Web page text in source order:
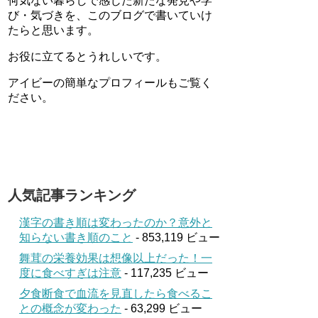
び・気づきを、このブログで書いていけ
たらと思います。
お役に立てるとうれしいです。
アイビーの簡単なプロフィールもご覧く
ださい。
人気記事ランキング
漢字の書き順は変わったのか？意外と
知らない書き順のこと - 853,119 ビュー
舞茸の栄養効果は想像以上だった！一
度に食べすぎは注意 - 117,235 ビュー
夕食断食で血流を見直したら食べるこ
との概念が変わった - 63,299 ビュー